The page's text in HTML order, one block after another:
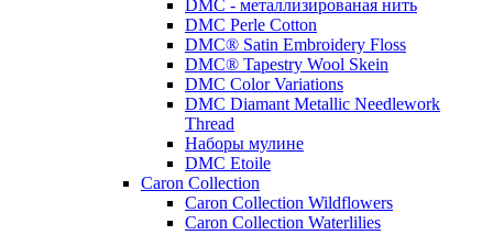
DMC - металлизированая нить
DMC Perle Cotton
DMC® Satin Embroidery Floss
DMC® Tapestry Wool Skein
DMC Color Variations
DMC Diamant Metallic Needlework
Thread
Наборы мулине
DMC Etoile
Caron Collection
Caron Collection Wildflowers
Caron Collection Waterlilies